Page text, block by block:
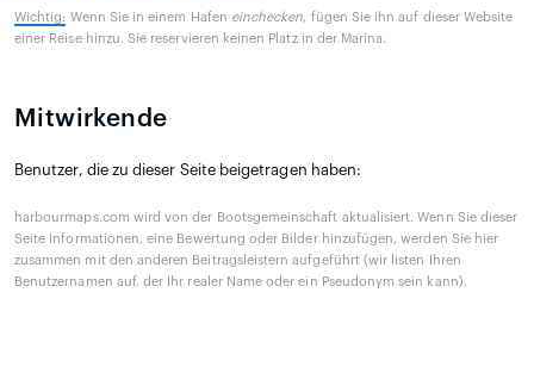
Wichtig: Wenn Sie in einem Hafen einchecken, fügen Sie ihn auf dieser Website
einer Reise hinzu. Sie reservieren keinen Platz in der Marina.
Mitwirkende
Benutzer, die zu dieser Seite beigetragen haben:
harbourmaps.com wird von der Bootsgemeinschaft aktualisiert. Wenn Sie dieser
Seite Informationen, eine Bewertung oder Bilder hinzufügen, werden Sie hier
zusammen mit den anderen Beitragsleistern aufgeführt (wir listen Ihren
Benutzernamen auf, der Ihr realer Name oder ein Pseudonym sein kann).